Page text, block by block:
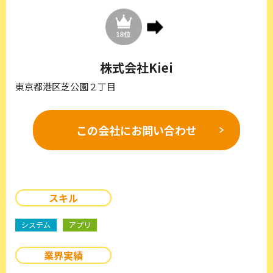
株式会社Kiei
東京都港区芝公園２丁目
この会社にお問い合わせ
スキル
システム アプリ
業界実績